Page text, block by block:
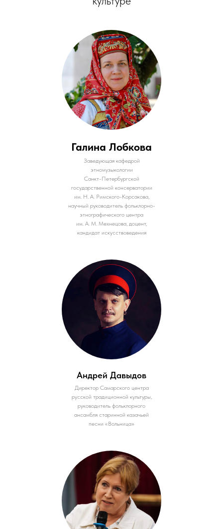
Галина Лобкова
Заведующая кафедрой
этномузыкологии
Санкт-Петербургской
государственной консерватории
им. Н. А. Римского-Корсакова,
научный руководитель фольклорно-
этнографического центра
им. А. М. Мехнецова, доцент,
кандидат искусствоведения
Андрей Давыдов
Директор Самарского центра
русской традиционной культуры,
руководитель фольклорного
ансамбля старинной казачьей
песни «Вольница»